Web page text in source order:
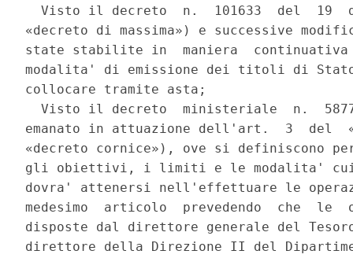
Visto il decreto  n.  101633  del  19
«decreto di massima») e successive
state stabilite in  maniera
modalita' di emissione dei titoli di Stato
collocare tramite asta;
Visto il decreto  ministeriale  n.
emanato in attuazione dell'art.  3  del
«decreto cornice»), ove si definiscono
gli obiettivi, i limiti e le modalita' cui
dovra' attenersi nell'effettuare le
medesimo  articolo  prevedendo  che  le
disposte dal direttore generale del
direttore della Direzione II del